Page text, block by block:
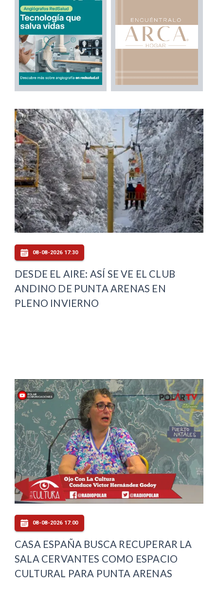
08-08-2026 17:30
DESDE EL AIRE: ASÍ SE VE EL CLUB
ANDINO DE PUNTA ARENAS EN
PLENO INVIERNO
08-08-2026 17:00
CASA ESPAÑA BUSCA RECUPERAR LA
SALA CERVANTES COMO ESPACIO
CULTURAL PARA PUNTA ARENAS